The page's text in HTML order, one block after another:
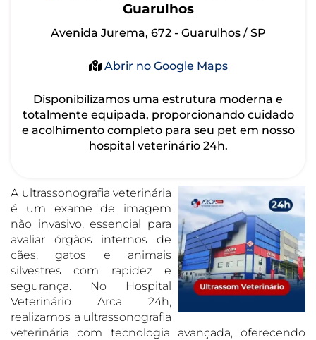
Guarulhos
Avenida Jurema, 672 - Guarulhos / SP
Abrir no Google Maps
Disponibilizamos uma estrutura moderna e
totalmente equipada, proporcionando cuidado
e acolhimento completo para seu pet em nosso
hospital veterinário 24h.
A ultrassonografia veterinária
é um exame de imagem
não invasivo, essencial para
avaliar órgãos internos de
cães, gatos e animais
silvestres com rapidez e
segurança. No Hospital
Veterinário Arca 24h,
realizamos a ultrassonografia
veterinária com tecnologia avançada, oferecendo